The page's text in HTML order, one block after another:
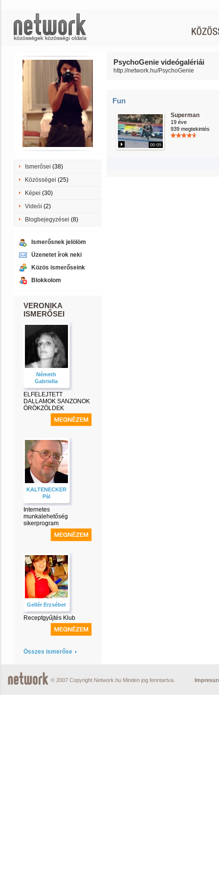
Ismerősei (38)
Közösségei (25)
Képei (30)
Videói (2)
Blogbejegyzései (8)
Ismerősnek jelölöm
Üzenetet írok neki
Közös ismerőseink
Blokkolom
VERONIKA
ISMERŐSEI
Németh
Gabriella
ELFELEJTETT
DALLAMOK SANZONOK
ÖRÖKZÖLDEK
KALTENECKER
Pál
Internetes
munkalehetőség
sikerprogram
Gellér Erzsébet
Receptgyűjtés Klub
Összes ismerőse
PsychoGenie videógalériái
http://network.hu/PsychoGenie
Fun
00:09
Superman
19 éve
939 megtekintés
© 2007 Copyright Network.hu Minden jog fenntartva.